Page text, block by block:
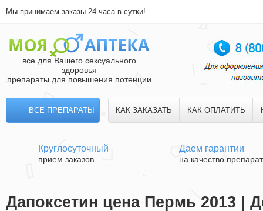
Мы принимаем заказы 24 часа в сутки!
все для Вашего сексуального
здоровья
препараты для повышения потенции
ВСЕ ПРЕПАРАТЫ КАК ЗАКАЗАТЬ КАК ОПЛАТИТЬ
Круглосуточный
прием заказов
Даем гарантии
на качество
Дапоксетин цена Пермь 2013 |